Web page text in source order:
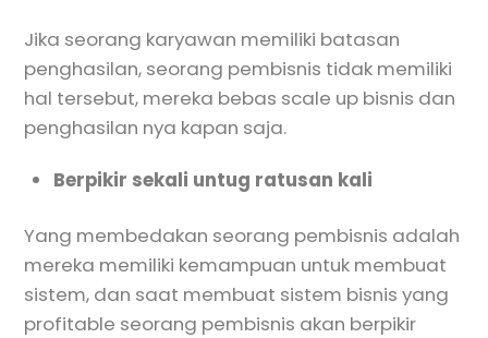
Jika seorang karyawan memiliki batasan
penghasilan, seorang pembisnis tidak memiliki
hal tersebut, mereka bebas scale up bisnis dan
penghasilan nya kapan saja.
Berpikir sekali untug ratusan kali
Yang membedakan seorang pembisnis adalah
mereka memiliki kemampuan untuk membuat
sistem, dan saat membuat sistem bisnis yang
profitable seorang pembisnis akan berpikir